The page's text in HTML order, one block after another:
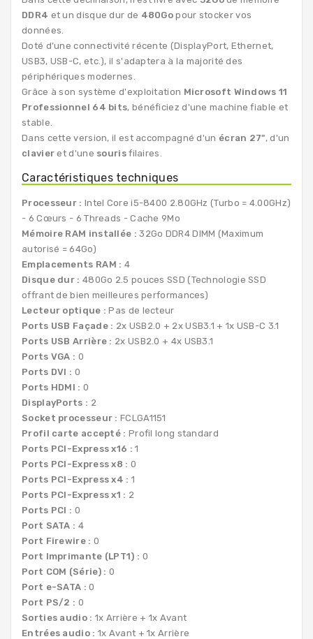
DDR4 et un disque dur de 480Go pour stocker vos
données.
Doté d’une connectivité récente (DisplayPort, Ethernet,
USB3, USB-C, etc.), il s'adaptera à la majorité des
périphériques modernes.
Grâce à son système d'exploitation Microsoft Windows 11
Professionnel 64 bits, bénéficiez d'une machine fiable et
stable.
Dans cette version, il est accompagné d'un écran 27", d'un
clavier et d'une sourisfilaires.
Caractéristiques techniques
Processeur : Intel Core i5-8400 2.80GHz (Turbo = 4.00GHz)
- 6 Cœurs - 6 Threads - Cache 9Mo
Mémoire RAM installée :32Go DDR4 DIMM (Maximum
autorisé = 64Go)
Emplacements RAM : 4
Disque dur : 480Go 2.5 pouces SSD (Technologie SSD
offrant de bien meilleures performances)
Lecteur optique : Pas de lecteur
Ports USB Façade : 2x USB2.0 + 2x USB3.1 + 1x USB-C 3.1
Ports USB Arrière : 2x USB2.0 + 4x USB3.1
Ports VGA : 0
Ports DVI : 0
Ports HDMI : 0
DisplayPorts : 2
Socket processeur : FCLGA1151
Profil carte accepté : Profil long standard
Ports PCI-Express x16 : 1
Ports PCI-Express x8 : 0
Ports PCI-Express x4 : 1
Ports PCI-Express x1 : 2
Ports PCI : 0
Port SATA : 4
Port Firewire : 0
Port Imprimante (LPT1) : 0
Port COM (Série) : 0
Port e-SATA : 0
Port PS/2 : 0
Sorties audio : 1x Arrière + 1x Avant
Entrées audio : 1x Avant + 1x Arrière